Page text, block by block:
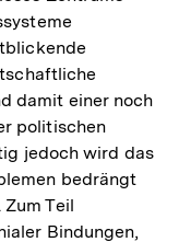
damit einer noch
politischen
jedoch wird das
bedrängt
Teil
Bindungen,